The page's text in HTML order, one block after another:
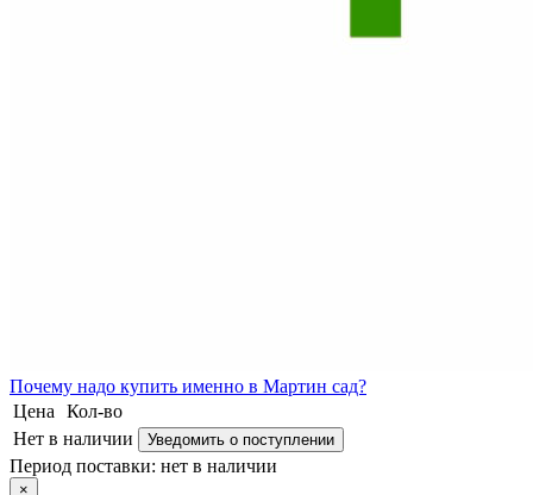
Почему надо купить именно в Мартин сад?
Цена
Кол-во
Нет в наличии
Уведомить о поступлении
Период поставки: нет в наличии
×